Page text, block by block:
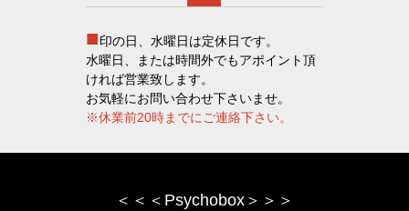
■印の日、水曜日は定休日です。
水曜日、または時間外でもアポイント頂
ければ営業致します。
お気軽にお問い合わせ下さいませ。
※休業前20時までにご連絡下さい。
＜＜＜Psychobox＞＞＞